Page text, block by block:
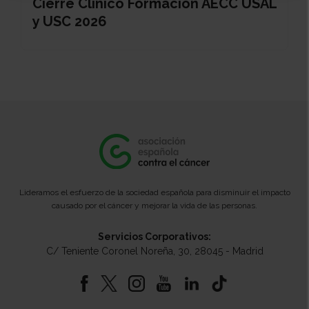
Cierre Clínico Formación AECC USAL
y USC 2026
Lideramos el esfuerzo de la sociedad española para disminuir el impacto
causado por el cáncer y mejorar la vida de las personas.
Servicios Corporativos:
C/ Teniente Coronel Noreña, 30, 28045 - Madrid